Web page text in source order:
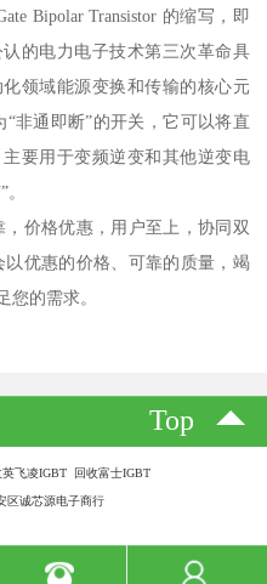
Bipolar Transistor 的缩写，即
的电力电子技术第三次革命具
领域能源变换和传输的核心元
非通即断”的开关，它可以将直
要用于变频逆变和其他逆变电
价格优惠，用户至上，协同双
优惠的价格、可靠的质量，竭
您的需求。
Top
飞凌IGBT 回收富士IGBT
区诚芯源电子商行